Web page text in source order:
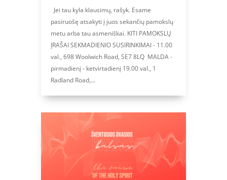
Jei tau kyla klausimų, rašyk. Esame
pasiruošę atsakyti į juos sekančių pamokslų
metu arba tau asmeniškai. KITI PAMOKSLŲ
ĮRAŠAI SEKMADIENIO SUSIRINKIMAI - 11.00
val., 698 Woolwich Road, SE7 8LQ MALDA -
pirmadienį - ketvirtadienį 19.00 val., 1
Radland Road,...